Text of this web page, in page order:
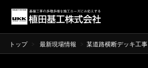
トップ 最新現場情報 某道路横断デッキ工事